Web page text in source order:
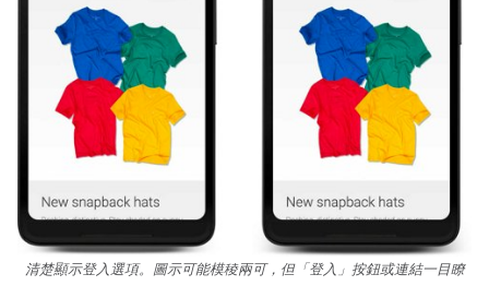
清楚顯示登入選項。圖示可能模稜兩可，但「登入」按鈕或連結一目瞭